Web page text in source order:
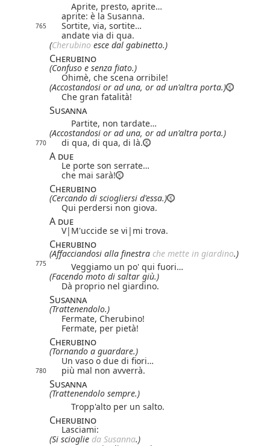
Aprite, presto, aprite…
aprite: è la Susanna.
765
Sortite, via, sortite…
andate via di qua.
(Cherubino esce dal gabinetto.)
Cherubino
(Confuso e senza fiato.)
Ohimè, che scena orribile!
(Accostandosi or ad una, or ad un'altra porta.)
Che gran fatalità!
Susanna
Partite, non tardate…
(Accostandosi or ad una, or ad un'altra porta.)
770 di qua, di qua, di là.
A due
Le porte son serrate…
che mai sarà!
Cherubino
(Cercando di sciogliersi d'essa.)
Qui perdersi non giova.
A due
V| M'uccide se vi| mi trova.
Cherubino
(Affacciandosi alla finestra che mette in giardino.)
775
Veggiamo un po' qui fuori…
(Facendo moto di saltar giù.)
Dà proprio nel giardino.
Susanna
(Trattenendolo.)
Fermate, Cherubino!
Fermate, per pietà!
Cherubino
(Tornando a guardare.)
Un vaso o due di fiori…
780 più mal non avverrà.
Susanna
(Trattenendolo sempre.)
Tropp'alto per un salto.
Cherubino
Lasciami:
(Si scioglie da Susanna.)